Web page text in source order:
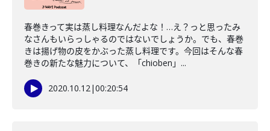
春巻きって実は蒸し料理なんだよな！…え？っと思ったみ
なさんもいらっしゃるのではないでしょうか。でも、春巻
きは揚げ物の皮をかぶった蒸し料理です。今回はそんな春
巻きの新たな魅力について、「chioben」...
2020.10.12|00:20:54